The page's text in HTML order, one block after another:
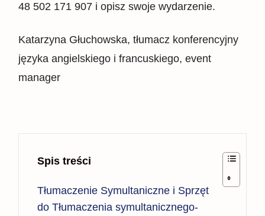
48 502 171 907 i opisz swoje wydarzenie.
Katarzyna Głuchowska, tłumacz konferencyjny
języka angielskiego i francuskiego, event
manager
Spis treści
Tłumaczenie Symultaniczne i Sprzęt
do Tłumaczenia symultanicznego-